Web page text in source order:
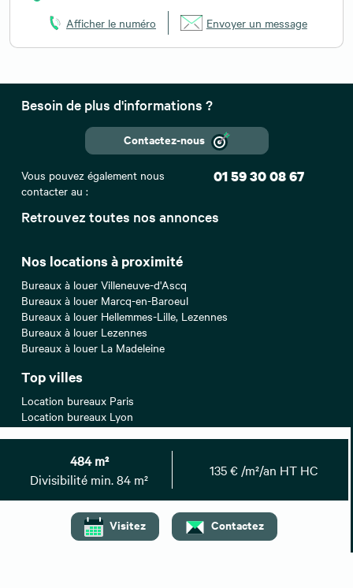
484 m²
Divisibilité min. 84 m²
135 € /m²/an HT HC
Visitez Contactez
Afficher le numéro Envoyer un message
Retrouvez toutes nos annonces
Nos locations à proximité
Bureaux à louer Villeneuve-d'Ascq
Bureaux à louer Marcq-en-Baroeul
Bureaux à louer Hellemmes-Lille, Lezennes
Bureaux à louer Lezennes
Bureaux à louer La Madeleine
Top villes
Location bureaux Paris
Location bureaux Lyon
Location bureaux Aix-en-Provence
Location bureaux Nantes
Bureaux à vendre Lille
Locaux commerciaux à louer Lille
Besoin de plus d'informations ?
Contactez-nous
Vous pouvez également nous
contacter au :
01 59 30 08 67